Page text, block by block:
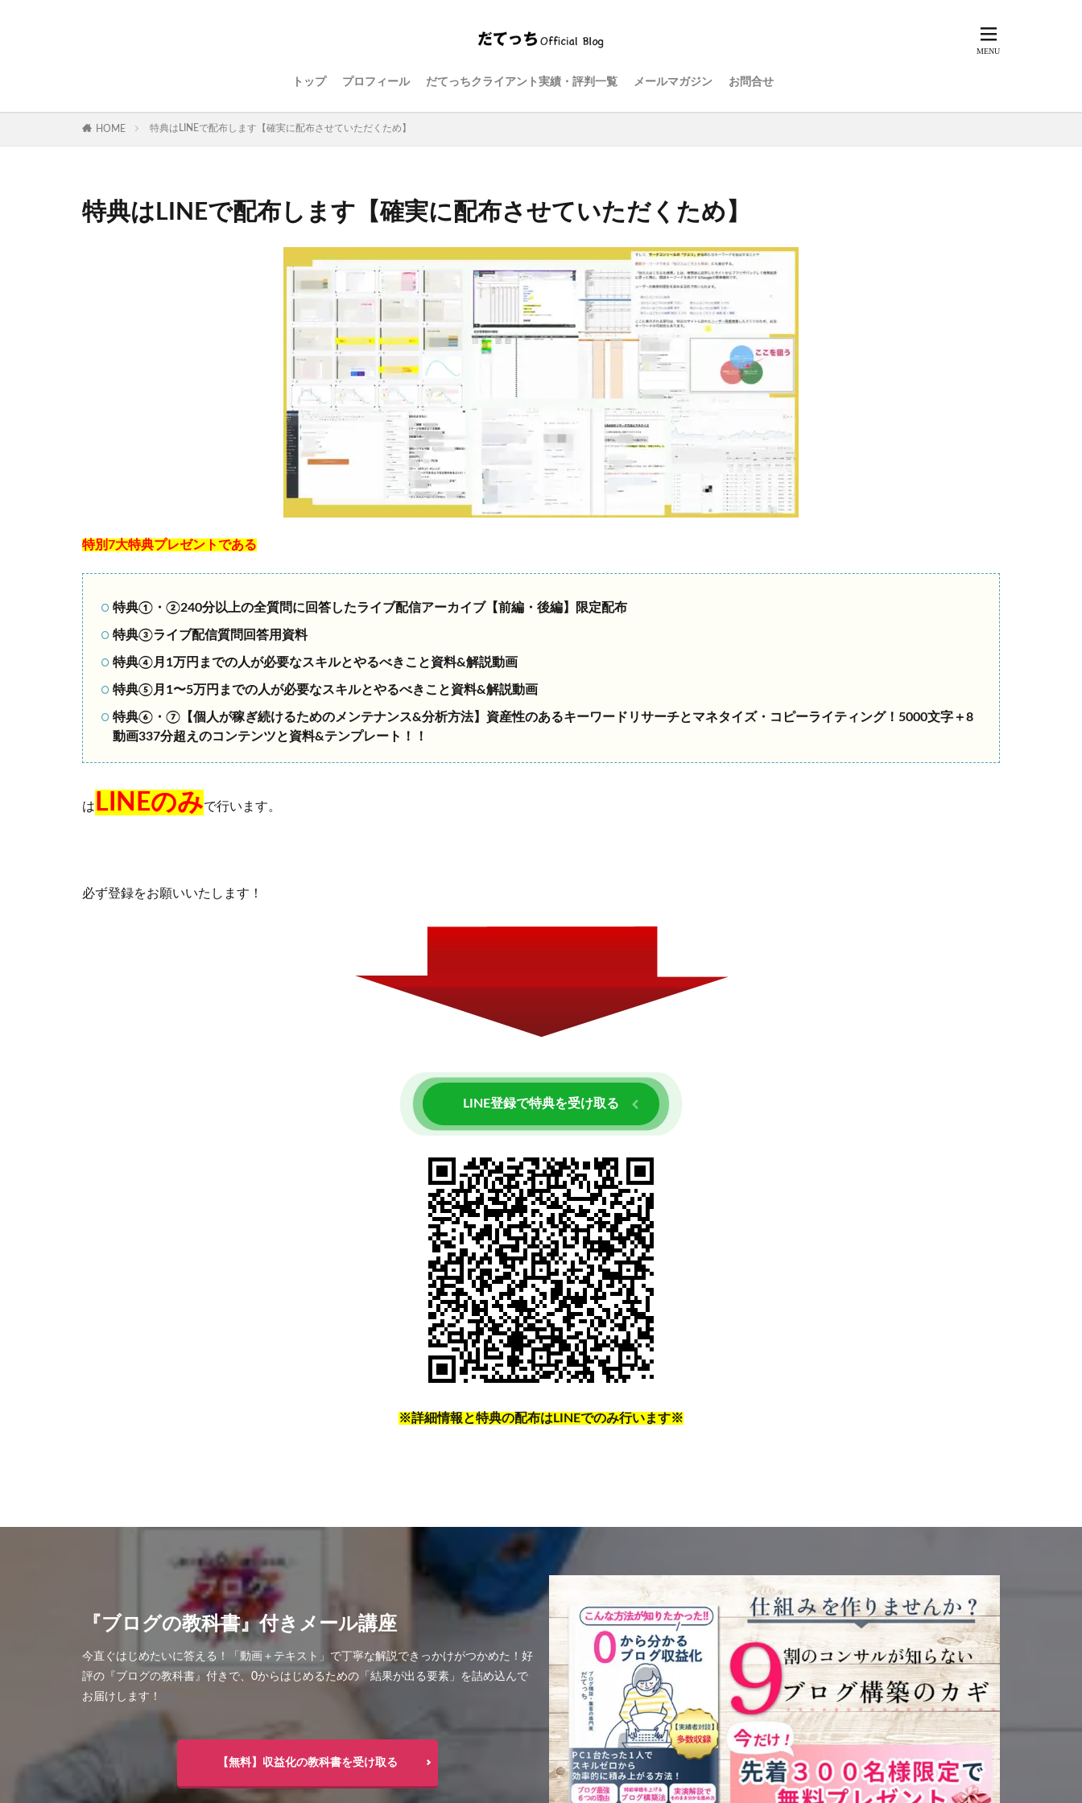
トップ プロフィール だてっちクライアント実績・評判一覧 メールマガジン お問合せ
HOME 特典はLINEで配布します【確実に配布させていただくため】
特典はLINEで配布します【確実に配布させていただくため】
特別7大特典プレゼントである
特典①・②240分以上の全質問に回答したライブ配信アーカイブ【前編・後編】限定配布
特典③ライブ配信質問回答用資料
特典④月1万円までの人が必要なスキルとやるべきこと資料&解説動画
特典⑤月1〜5万円までの人が必要なスキルとやるべきこと資料&解説動画
特典⑥・⑦【個人が稼ぎ続けるためのメンテナンス&分析方法】 資産性のあるキーワードリサーチとマネタイズ・コピーライティング！ 5000文字＋8
動画337分超えのコンテンツと資料&テンプレート！！
は LINEのみで行います。
必ず登録をお願いいたします！
LINE登録で特典を受け取る
※詳細情報と特典の配布はLINEでのみ行います※
『ブログの教科書』付きメール講座
今直ぐはじめたいに答える！「動画＋テキスト」で丁寧な解説できっかけがつかめた！好
評の『ブログの教科書』付きで、0からはじめるための「結果が出る要素」を詰め込んで
お届けします！
【無料】収益化の教科書を受け取る